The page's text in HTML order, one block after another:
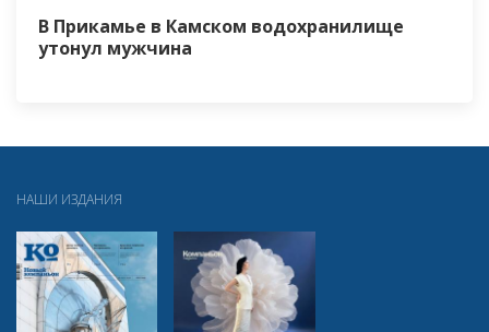
В Прикамье в Камском водохранилище
утонул мужчина
НАШИ ИЗДАНИЯ